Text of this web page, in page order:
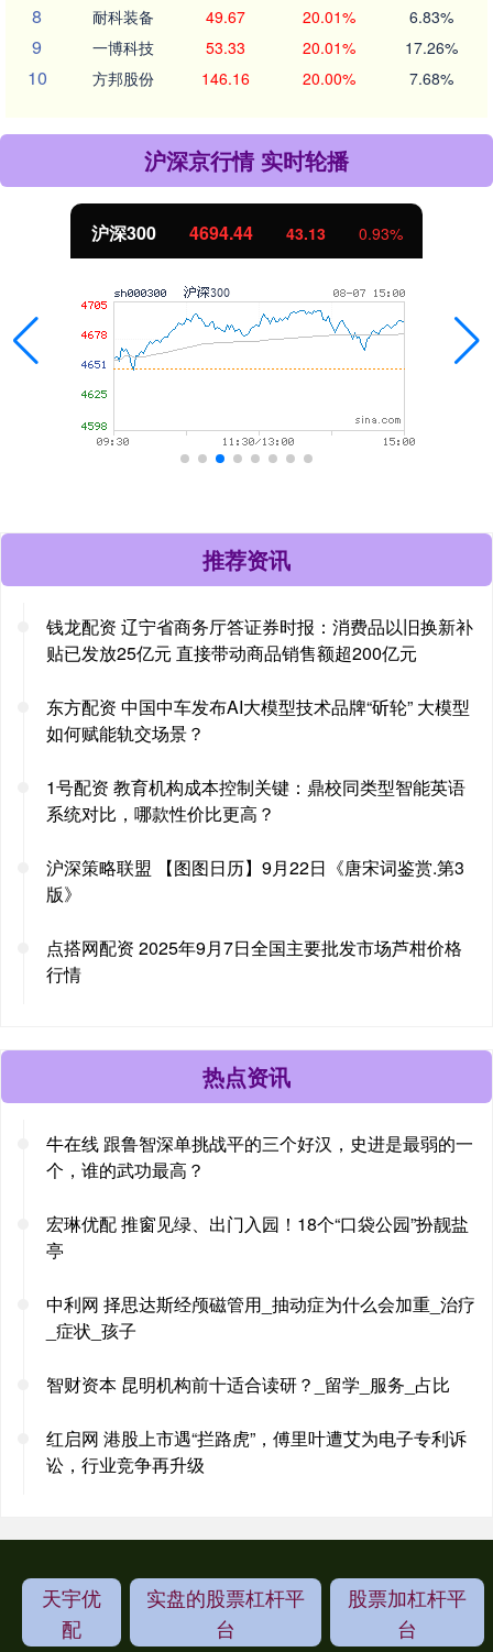
8 耐科装备 49.67 20.01% 6.83%
9 一博科技 53.33 20.01% 17.26%
10 方邦股份 146.16 20.00% 7.68%
沪深京行情 实时轮播
沪深300 4694.44 43.13 0.93%
推荐资讯
钱龙配资 辽宁省商务厅答证券时报：消费品以旧换新补
贴已发放25亿元 直接带动商品销售额超200亿元
东方配资 中国中车发布AI大模型技术品牌“斫轮” 大模型
如何赋能轨交场景？
1号配资 教育机构成本控制关键：鼎校同类型智能英语
系统对比，哪款性价比更高？
沪深策略联盟 【图图日历】9月22日《唐宋词鉴赏.第3
版》
点搭网配资 2025年9月7日全国主要批发市场芦柑价格
行情
热点资讯
牛在线 跟鲁智深单挑战平的三个好汉，史进是最弱的一
个，谁的武功最高？
宏琳优配 推窗见绿、出门入园！18个“口袋公园”扮靓盐
亭
中利网 择思达斯经颅磁管用_抽动症为什么会加重_治疗
_症状_孩子
智财资本 昆明机构前十适合读研？_留学_服务_占比
红启网 港股上市遇“拦路虎”，傅里叶遭艾为电子专利诉
讼，行业竞争再升级
天宇优
配
实盘的股票杠杆平
台
股票加杠杆平
台